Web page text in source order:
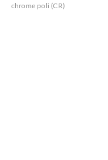
chrome poli (CR)